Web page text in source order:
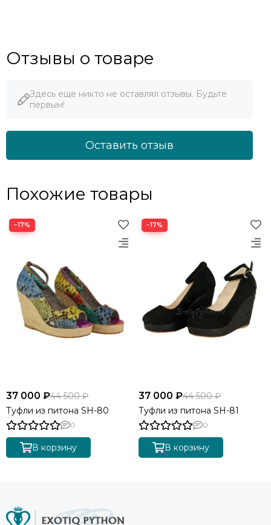
Отзывы о товаре
Здесь еще никто не оставлял отзывы. Будьте
первым!
Оставить отзыв
Похожие товары
−17%
37 000 ₽44 500 ₽
Туфли из питона SH-80
0
В корзину
−17%
37 000 ₽44 500 ₽
Туфли из питона SH-81
0
В корзину